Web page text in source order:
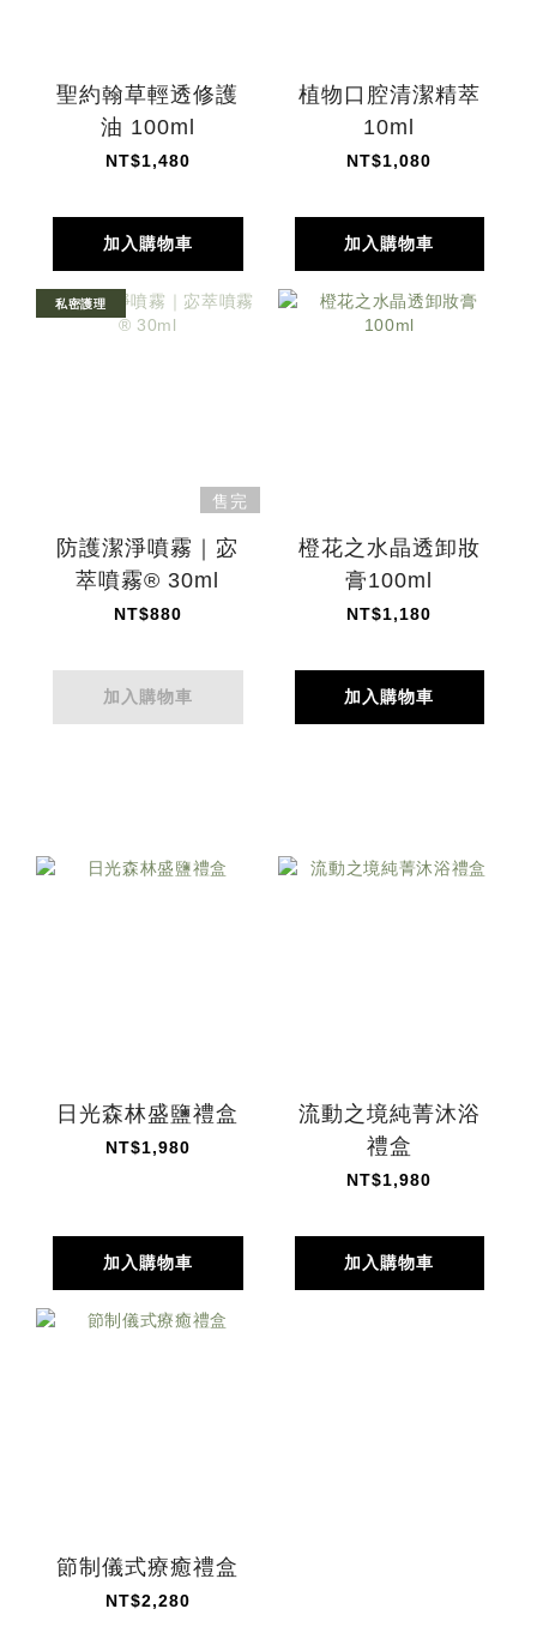
聖約翰草輕透修護
油 100ml
NT$1,480
加入購物車
植物口腔清潔精萃
10ml
NT$1,080
加入購物車
私密護理
售完
防護潔淨噴霧｜宓
萃噴霧® 30ml
NT$880
加入購物車
橙花之水晶透卸妝
膏100ml
NT$1,180
加入購物車
日光森林盛鹽禮盒
NT$1,980
加入購物車
流動之境純菁沐浴
禮盒
NT$1,980
加入購物車
節制儀式療癒禮盒
NT$2,280